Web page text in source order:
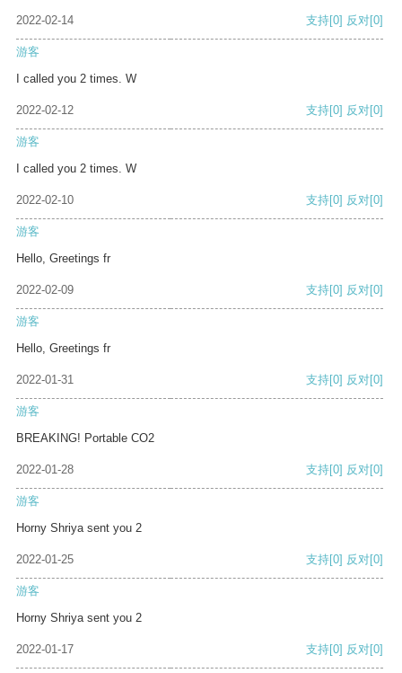
2022-02-14 支持[0] 反对[0]
游客
I called you 2 times. W
2022-02-12 支持[0] 反对[0]
游客
I called you 2 times. W
2022-02-10 支持[0] 反对[0]
游客
Hello, Greetings fr
2022-02-09 支持[0] 反对[0]
游客
Hello, Greetings fr
2022-01-31 支持[0] 反对[0]
游客
BREAKING! Portable CO2
2022-01-28 支持[0] 反对[0]
游客
Horny Shriya sent you 2
2022-01-25 支持[0] 反对[0]
游客
Horny Shriya sent you 2
2022-01-17 支持[0] 反对[0]